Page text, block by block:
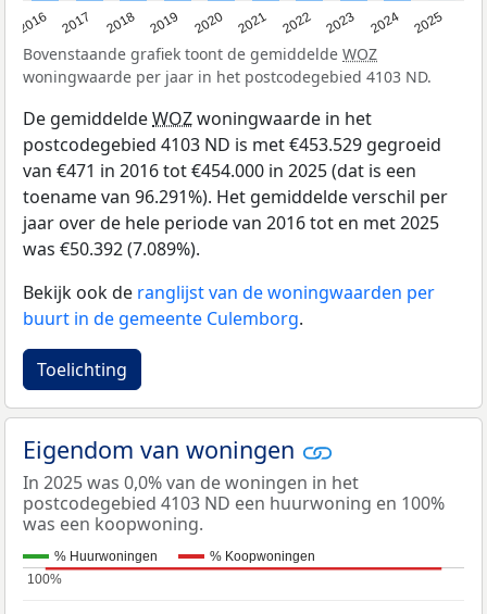
2016 2017 2018 2019 2020 2021 2022 2023 2024 2025
Bovenstaande grafiek toont de gemiddelde WOZ
woningwaarde per jaar in het postcodegebied 4103 ND.
De gemiddeldeWOZwoningwaarde in het
postcodegebied 4103 ND is met €453.529 gegroeid
van €471 in 2016 tot €454.000 in 2025 (dat is een
toename van 96.291%). Het gemiddelde verschil per
jaar over de hele periode van 2016 tot en met 2025
was €50.392 (7.089%).
Bekijk ook de ranglijst van de woningwaarden per
buurt in de gemeente Culemborg.
Toelichting
Eigendom van woningen
In 2025 was 0,0% van de woningen in het
postcodegebied 4103 ND een huurwoning en 100%
was een koopwoning.
% Huurwoningen
% Koopwoningen
100%
100%